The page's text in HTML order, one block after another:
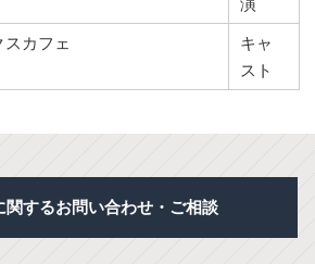
カフェ
キャ
スト
関するお問い合わせ・ご相談